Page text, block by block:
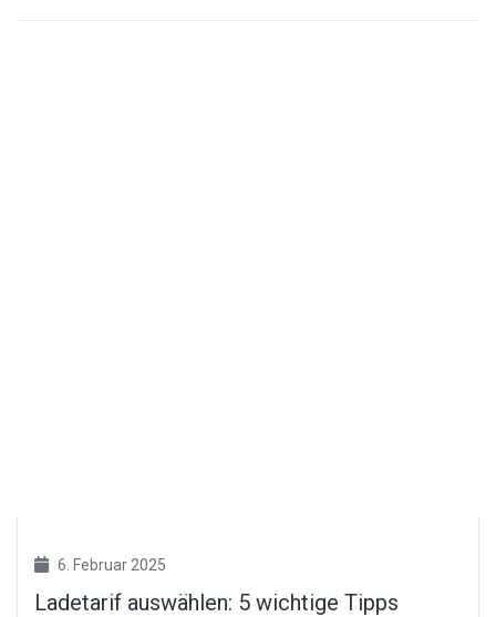
6. Februar 2025
Ladetarif auswählen: 5 wichtige Tipps